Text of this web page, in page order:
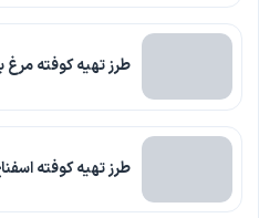
طرز تهیه کوفته مرغ
طرز تهیه کوفته